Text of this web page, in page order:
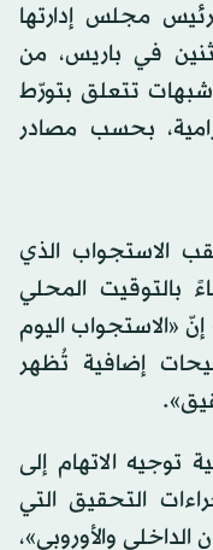
مجلس إدارتها
في باريس، من
تتعلق بتورّط
بحسب مصادر
الاستجواب الذي
بالتوقيت المحلي
«الاستجواب اليوم
إضافية تُظهر
توجيه الاتهام إلى
التحقيق التي
والأوروبي»،